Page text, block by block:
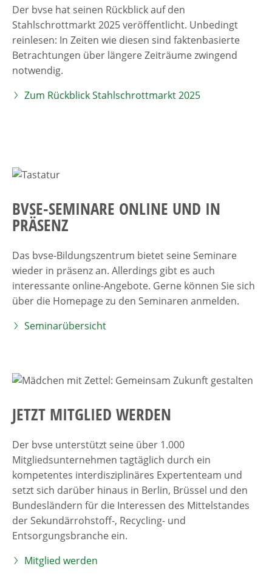
Der bvse hat seinen Rückblick auf den
Stahlschrottmarkt 2025 veröffentlicht. Unbedingt
reinlesen: In Zeiten wie diesen sind faktenbasierte
Betrachtungen über längere Zeiträume zwingend
notwendig.
Zum Rückblick Stahlschrottmarkt 2025
BVSE-SEMINARE ONLINE UND IN
PRÄSENZ
Das bvse-Bildungszentrum bietet seine Seminare
wieder in präsenz an. Allerdings gibt es auch
interessante online-Angebote. Gerne können Sie sich
über die Homepage zu den Seminaren anmelden.
Seminarübersicht
JETZT MITGLIED WERDEN
Der bvse unterstützt seine über 1.000
Mitgliedsunternehmen tagtäglich durch ein
kompetentes interdisziplinäres Expertenteam und
setzt sich darüber hinaus in Berlin, Brüssel und den
Bundesländern für die Interessen des Mittelstandes
der Sekundärrohstoff-, Recycling- und
Entsorgungsbranche ein.
Mitglied werden